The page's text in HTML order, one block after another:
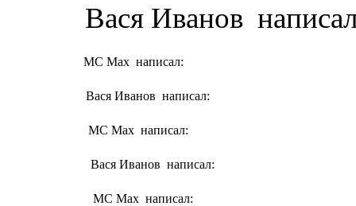
Вася Иванов
MC Max написал:
Вася Иванов написал:
MC Max написал:
Вася Иванов написал:
MC Max написал: